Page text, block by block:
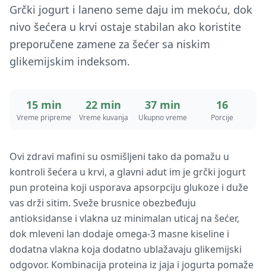
Grčki jogurt i laneno seme daju im mekoću, dok
nivo šećera u krvi ostaje stabilan ako koristite
preporučene zamene za šećer sa niskim
glikemijskim indeksom.
15 min
Vreme pripreme
22 min
Vreme kuvanja
37 min
Ukupno vreme
16
Porcije
Ovi zdravi mafini su osmišljeni tako da pomažu u
kontroli šećera u krvi, a glavni adut im je grčki jogurt
pun proteina koji usporava apsorpciju glukoze i duže
vas drži sitim. Sveže brusnice obezbeđuju
antioksidanse i vlakna uz minimalan uticaj na šećer,
dok mleveni lan dodaje omega-3 masne kiseline i
dodatna vlakna koja dodatno ublažavaju glikemijski
odgovor. Kombinacija proteina iz jaja i jogurta pomaže